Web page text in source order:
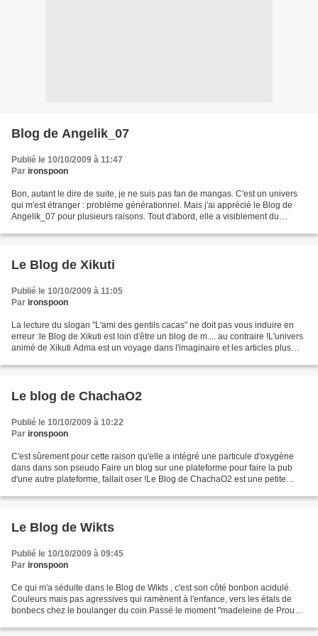
Blog de Angelik_07
Publié le 10/10/2009 à 11:47
Par ironspoon
Bon, autant le dire de suite, je ne suis pas fan de mangas. C'est un univers
qui m'est étranger : problème générationnel. Mais j'ai apprécié le Blog de
Angelik_07 pour plusieurs raisons. Tout d'abord, elle a visiblement du
Le Blog de Xikuti
Publié le 10/10/2009 à 11:05
Par ironspoon
La lecture du slogan "L'ami des gentils cacas" ne doit pas vous induire en
erreur :le Blog de Xikuti est loin d'être un blog de m.... au contraire !L'univers
animé de Xikuti Adma est un voyage dans l'imaginaire et les articles plus
Le blog de ChachaO2
Publié le 10/10/2009 à 10:22
Par ironspoon
C'est sûrement pour cette raison qu'elle a intégré une particule d'oxygène
dans dans son pseudo Faire un blog sur une plateforme pour faire la pub
d'une autre plateforme, fallait oser !Le Blog de ChachaO2 est une petite
Le Blog de Wikts
Publié le 10/10/2009 à 09:45
Par ironspoon
Ce qui m'a séduite dans le Blog de Wikts , c'est son côté bonbon acidulé.
Couleurs mais pas agressives qui ramènent à l'enfance, vers les étals de
bonbecs chez le boulanger du coin.Passé le moment "madeleine de Proust",